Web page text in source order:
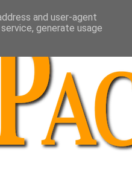
and user-agent
generate usage